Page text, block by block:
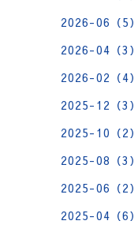
2026-06（5）
2026-04（3）
2026-02（4）
2025-12（3）
2025-10（2）
2025-08（3）
2025-06（2）
2025-04（6）